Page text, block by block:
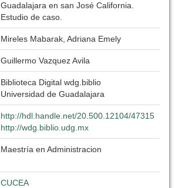
Guadalajara en san José California.
Estudio de caso.
Mireles Mabarak, Adriana Emely
Guillermo Vazquez Avila
Biblioteca Digital wdg.biblio
Universidad de Guadalajara
http://hdl.handle.net/20.500.12104/47315
http://wdg.biblio.udg.mx
Maestría en Administracion
CUCEA